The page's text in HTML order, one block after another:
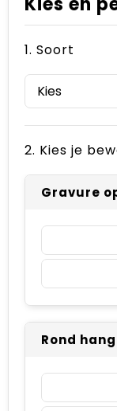
1. Soort
2. Kies je
Gravure
Rond